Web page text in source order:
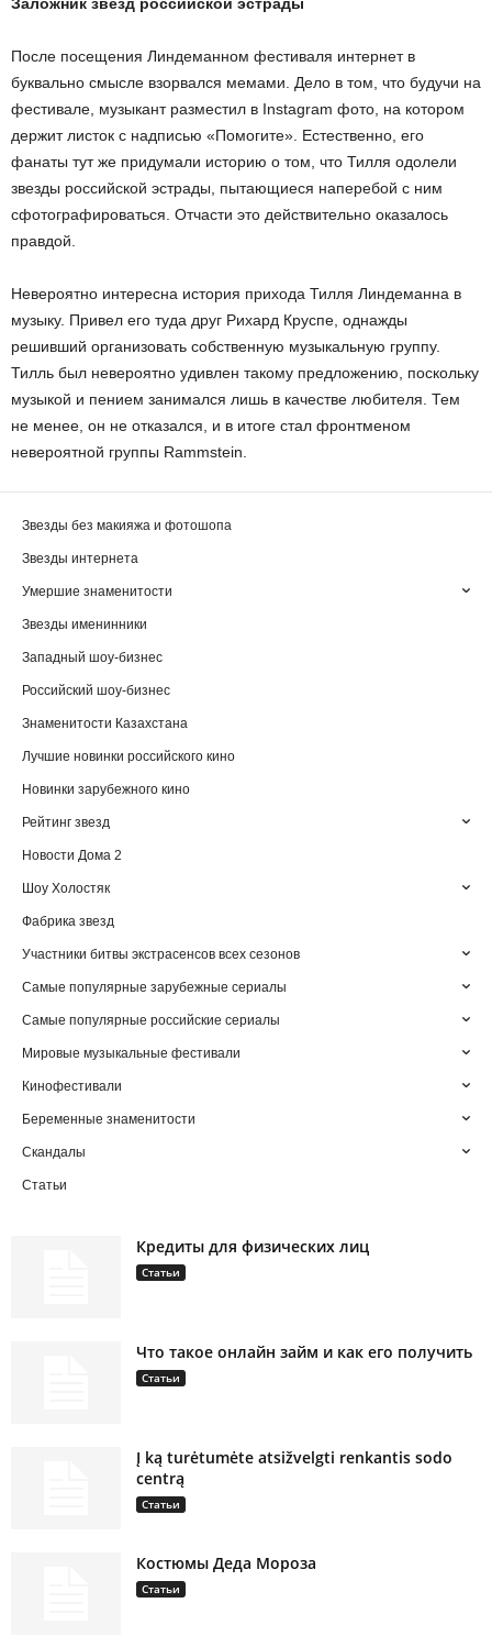
После посещения Линдеманном фестиваля интернет в
буквально смысле взорвался мемами. Дело в том, что будучи на
фестивале, музыкант разместил в Instagram фото, на котором
держит листок с надписью «Помогите». Естественно, его
фанаты тут же придумали историю о том, что Тилля одолели
звезды российской эстрады, пытающиеся наперебой с ним
сфотографироваться. Отчасти это действительно оказалось
правдой.
Невероятно интересна история прихода Тилля Линдеманна в
музыку. Привел его туда друг Рихард Круспе, однажды
решивший организовать собственную музыкальную группу.
Тилль был невероятно удивлен такому предложению, поскольку
музыкой и пением занимался лишь в качестве любителя. Тем
не менее, он не отказался, и в итоге стал фронтменом
невероятной группы Rammstein.
Звезды без макияжа и фотошопа
Звезды интернета
Умершие знаменитости
Звезды именинники
Западный шоу-бизнес
Российский шоу-бизнес
Знаменитости Казахстана
Лучшие новинки российского кино
Новинки зарубежного кино
Рейтинг звезд
Новости Дома 2
Шоу Холостяк
Фабрика звезд
Участники битвы экстрасенсов всех сезонов
Самые популярные зарубежные сериалы
Самые популярные российские сериалы
Мировые музыкальные фестивали
Кинофестивали
Беременные знаменитости
Скандалы
Статьи
Кредиты для физических лиц
Статьи
Что такое онлайн займ и как его получить
Статьи
Į ką turėtumėte atsižvelgti renkantis sodo
centrą
Статьи
Костюмы Деда Мороза
Статьи